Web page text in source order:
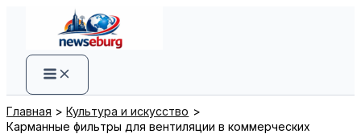
содержимому
Главная
Культура и искусство
Карманные фильтры для вентиляции в коммерческих